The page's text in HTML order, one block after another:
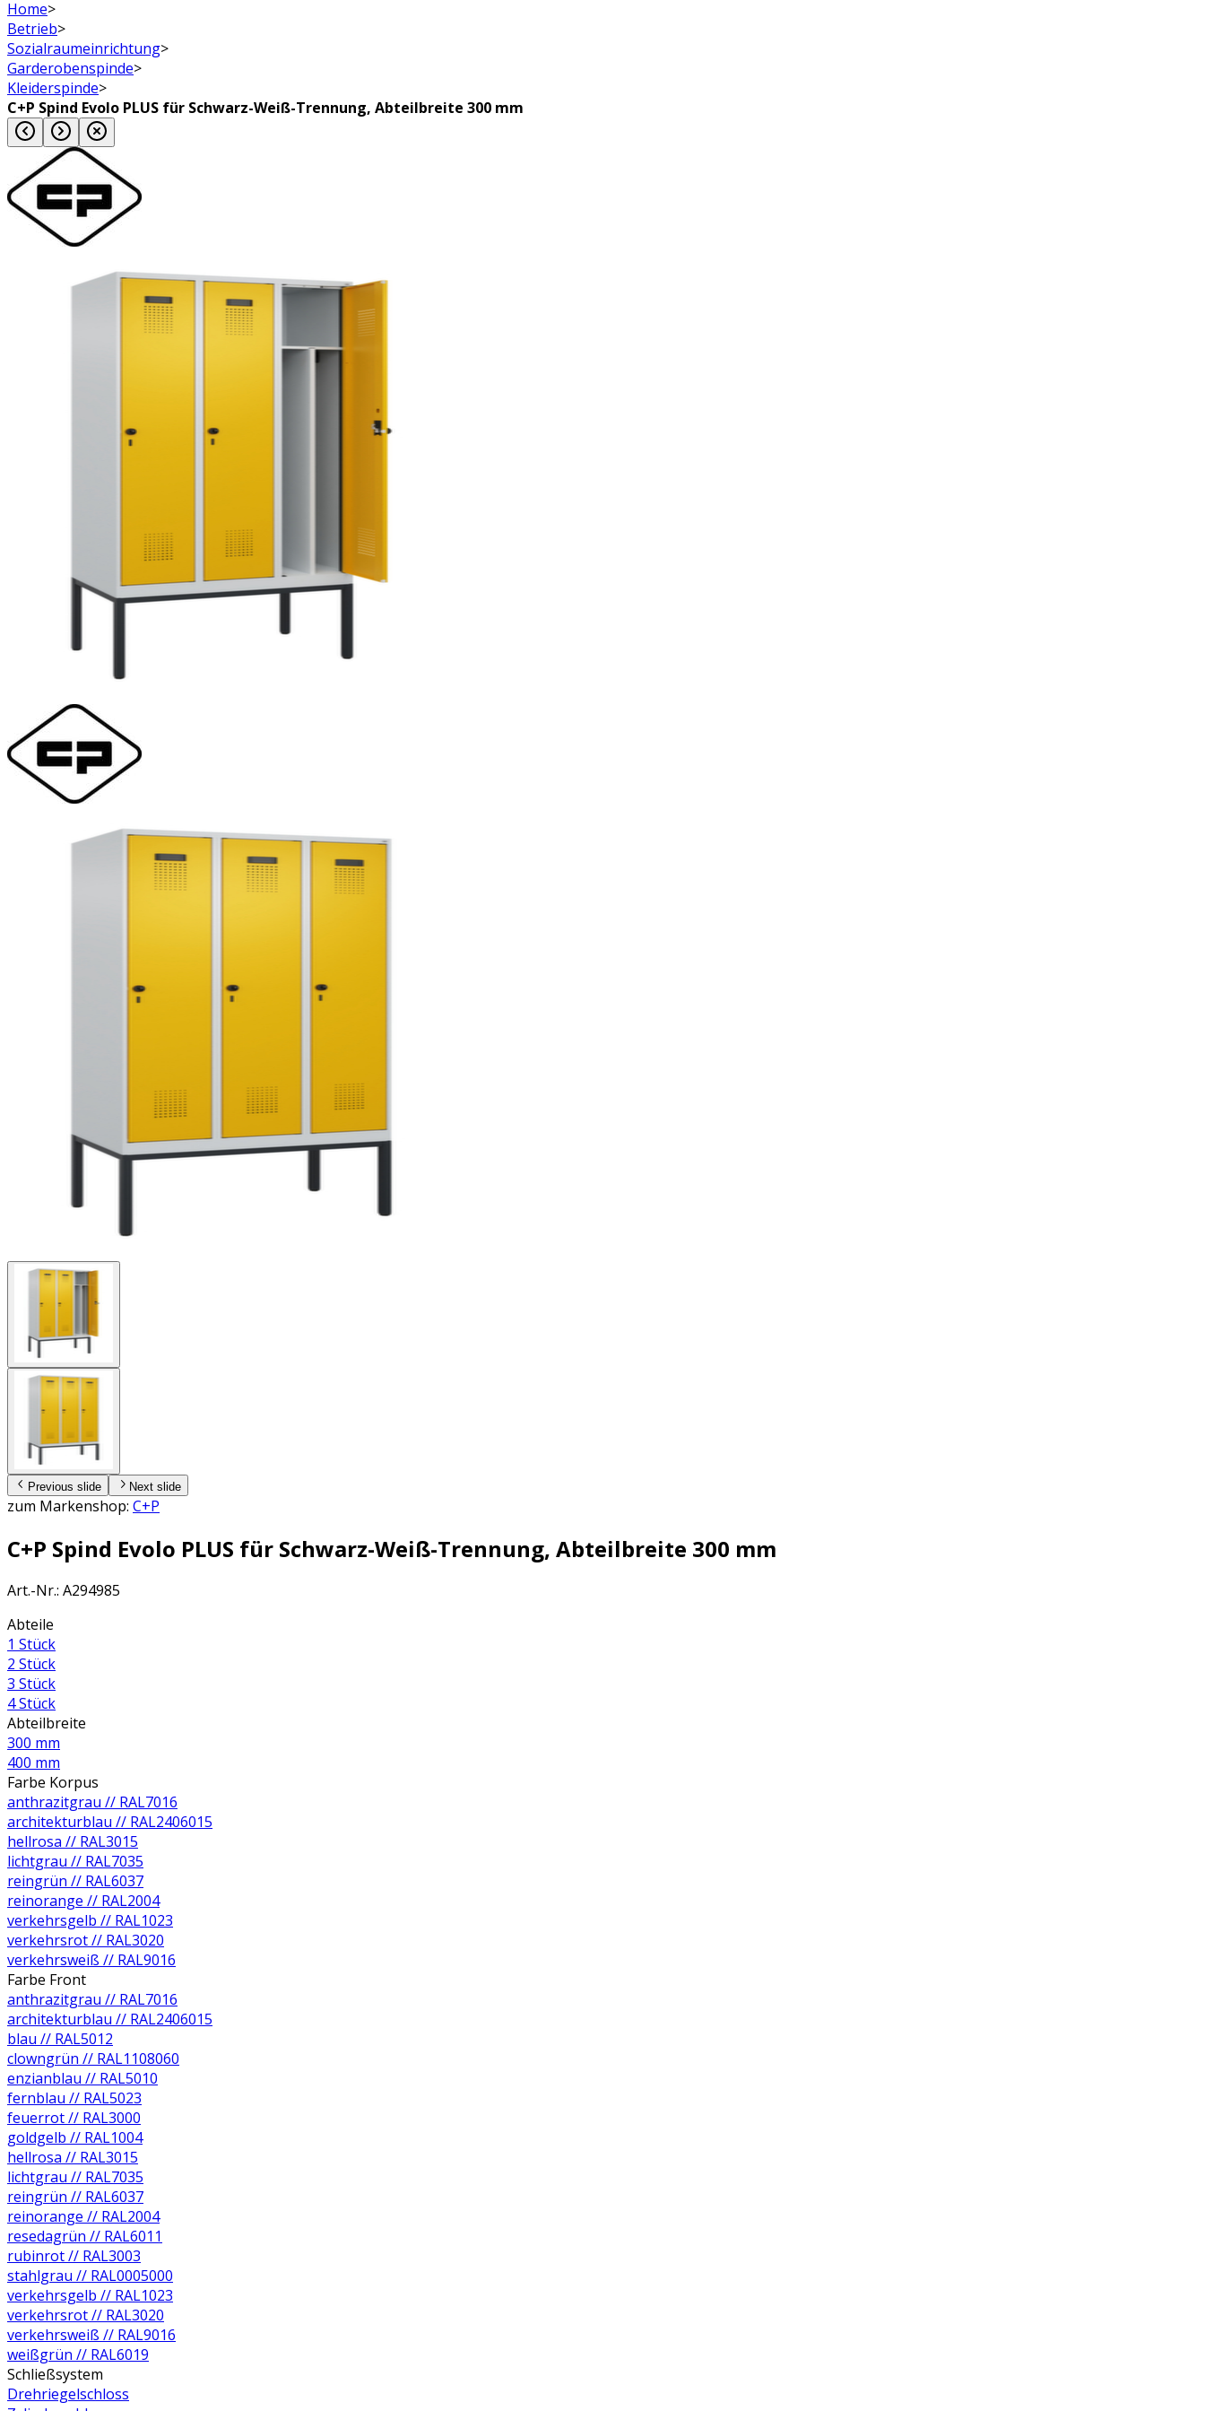
Home>
Betrieb>
Sozialraumeinrichtung>
Garderobenspinde>
Kleiderspinde>
C+P Spind Evolo PLUS für Schwarz-Weiß-Trennung, Abteilbreite 300 mm
Previous slide Next slide
zum Markenshop: C+P
C+P Spind Evolo PLUS für Schwarz-Weiß-Trennung, Abteilbreite 300 mm
Art.-Nr.: A294985
Abteile
1 Stück
2 Stück
3 Stück
4 Stück
Abteilbreite
300 mm
400 mm
Farbe Korpus
anthrazitgrau // RAL7016
architekturblau // RAL2406015
hellrosa // RAL3015
lichtgrau // RAL7035
reingrün // RAL6037
reinorange // RAL2004
verkehrsgelb // RAL1023
verkehrsrot // RAL3020
verkehrsweiß // RAL9016
Farbe Front
anthrazitgrau // RAL7016
architekturblau // RAL2406015
blau // RAL5012
clowngrün // RAL1108060
enzianblau // RAL5010
fernblau // RAL5023
feuerrot // RAL3000
goldgelb // RAL1004
hellrosa // RAL3015
lichtgrau // RAL7035
reingrün // RAL6037
reinorange // RAL2004
resedagrün // RAL6011
rubinrot // RAL3003
stahlgrau // RAL0005000
verkehrsgelb // RAL1023
verkehrsrot // RAL3020
verkehrsweiß // RAL9016
weißgrün // RAL6019
Schließsystem
Drehriegelschloss